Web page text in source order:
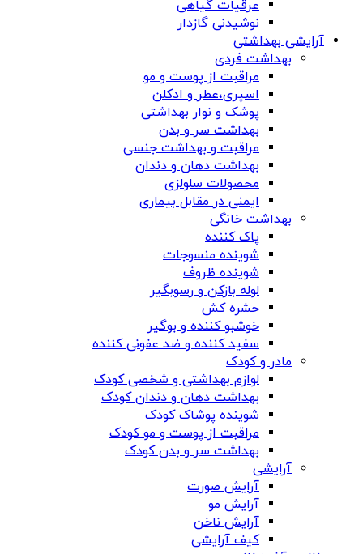
عرقیات گیاهی
نوشیدنی گازدار
آرایشی بهداشتی
بهداشت فردی
مراقبت از پوست و مو
اسپری،عطر و ادکلن
پوشک و نوار بهداشتی
بهداشت سر و بدن
مراقبت و بهداشت جنسی
بهداشت دهان و دندان
محصولات سلولزی
ایمنی در مقابل بیماری
بهداشت خانگی
پاک کننده
شوینده منسوجات
شوینده ظروف
لوله بازکن و رسوبگیر
حشره کش
خوشبو کننده و بوگیر
سفید کننده و ضد عفونی کننده
مادر و کودک
لوازم بهداشتی و شخصی کودک
بهداشت دهان و دندان کودک
شوینده پوشاک کودک
مراقبت از پوست و مو کودک
بهداشت سر و بدن کودک
آرایشی
آرایش صورت
آرایش مو
آرایش ناخن
کیف آرایشی